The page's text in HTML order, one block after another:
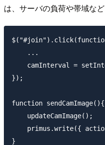
は、サーバの負荷や帯域な
    ...
camInterval =
});
function sendCamImage(){
    updateCamImage();
primus.write({